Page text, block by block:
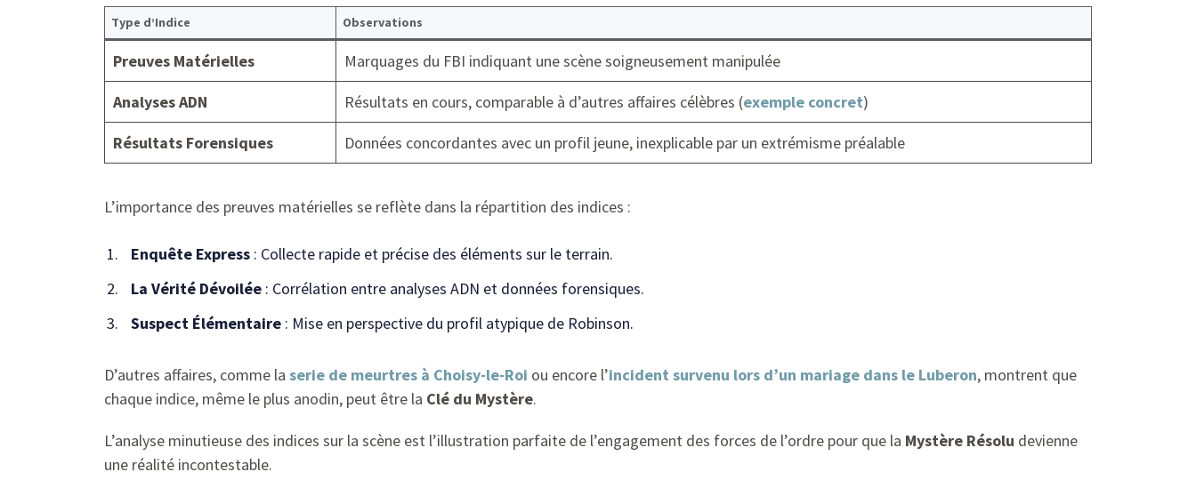
Type d’Indice Observations
Preuves Matérielles
Marquages du FBI indiquant une scène soigneusement manipulée
Analyses ADN
Résultats en cours, comparable à d’autres affaires célèbres (exemple concret)
Résultats Forensiques
Données concordantes avec un profil jeune, inexplicable par un extrémisme préalable
L’importance des preuves matérielles se reflète dans la répartition des indices :
Enquête Express : Collecte rapide et précise des éléments sur le terrain.
La Vérité Dévoilée : Corrélation entre analyses ADN et données forensiques.
Suspect Élémentaire : Mise en perspective du profil atypique de Robinson.
D’autres affaires, comme la serie de meurtres à Choisy-le-Roi ou encore l’incident survenu lors d’un mariage dans le Luberon, montrent que
chaque indice, même le plus anodin, peut être la Clé du Mystère.
L’analyse minutieuse des indices sur la scène est l’illustration parfaite de l’engagement des forces de l’ordre pour que la Mystère Résolu devienne
une réalité incontestable.